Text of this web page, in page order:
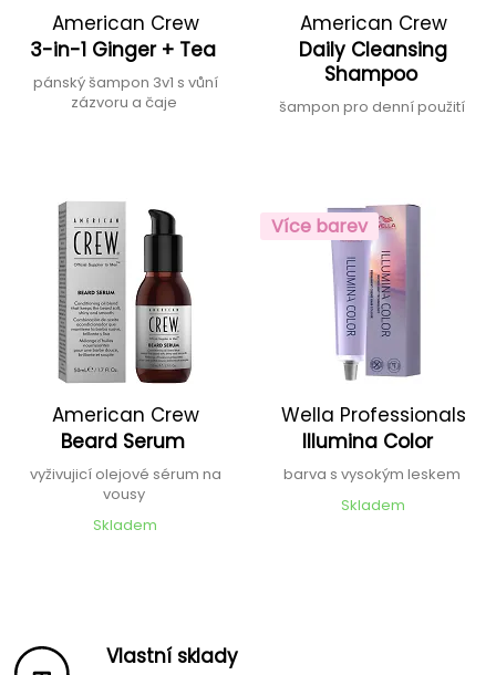
American Crew
3-in-1 Ginger + Tea
pánský šampon 3v1 s vůní
zázvoru a čaje
American Crew
Daily Cleansing
Shampoo
šampon pro denní použití
American Crew
Beard Serum
vyživujicí olejové sérum na
vousy
Skladem
Více barev
Wella Professionals
Illumina Color
barva s vysokým leskem
Skladem
Vlastní sklady